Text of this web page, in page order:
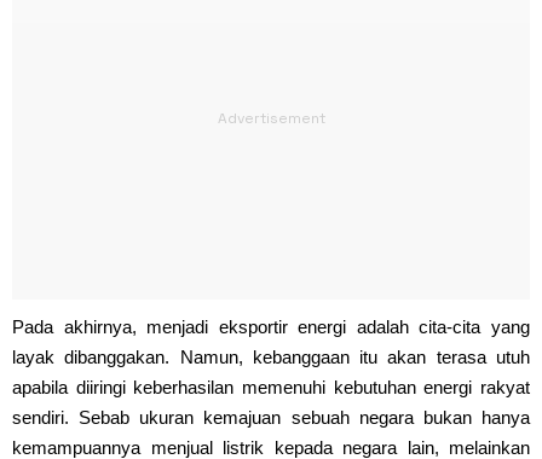
Pada akhirnya, menjadi eksportir energi adalah cita-cita yang
layak dibanggakan. Namun, kebanggaan itu akan terasa utuh
apabila diiringi keberhasilan memenuhi kebutuhan energi rakyat
sendiri. Sebab ukuran kemajuan sebuah negara bukan hanya
kemampuannya menjual listrik kepada negara lain, melainkan